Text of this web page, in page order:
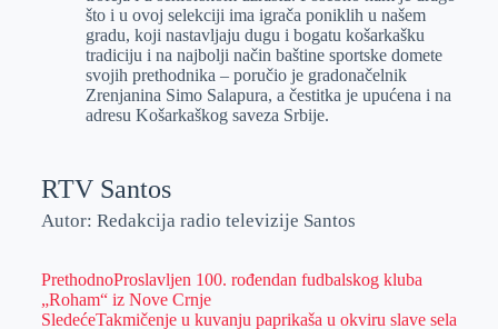
što i u ovoj selekciji ima igrača poniklih u našem
gradu, koji nastavljaju dugu i bogatu košarkašku
tradiciju i na najbolji način baštine sportske domete
svojih prethodnika – poručio je gradonačelnik
Zrenjanina Simo Salapura, a čestitka je upućena i na
adresu Košarkaškog saveza Srbije.
RTV Santos
Autor: Redakcija radio televizije Santos
PrethodnoProslavljen 100. rođendan fudbalskog kluba
„Roham“ iz Nove Crnje
SledećeTakmičenje u kuvanju paprikaša u okviru slave sela